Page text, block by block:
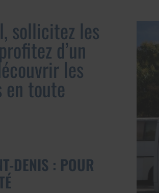
sollicitez les
d’un
les
toute
DENIS : POUR